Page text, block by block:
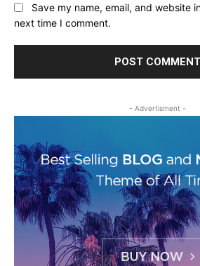
Save my name, email, and website
next time I comment.
- Advertisment -